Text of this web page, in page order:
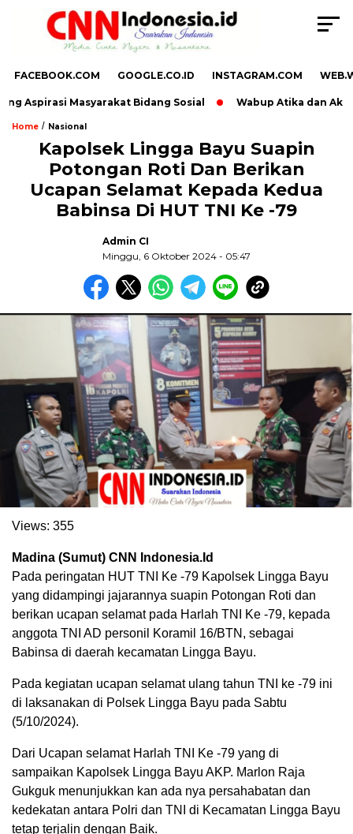
FACEBOOK.COM GOOGLE.CO.ID INSTAGRAM.COM
Aspirasi Masyarakat Bidang Sosial Wabup Atika dan
Home / Nasional
Kapolsek Lingga Bayu Suapin
Potongan Roti Dan Berikan
Ucapan Selamat Kepada Kedua
Babinsa Di HUT TNI Ke -79
Admin CI
Minggu, 6 Oktober 2024 - 05:47
Views: 355
Madina (Sumut) CNN Indonesia.Id
Pada peringatan HUT TNI Ke -79 Kapolsek Lingga Bayu
yang didampingi jajarannya suapin Potongan Roti dan
berikan ucapan selamat pada Harlah TNI Ke -79, kepada
anggota TNI AD personil Koramil 16/BTN, sebagai
Babinsa di daerah kecamatan Lingga Bayu.
Pada kegiatan ucapan selamat ulang tahun TNI ke -79 ini
di laksanakan di Polsek Lingga Bayu pada Sabtu
(5/10/2024).
Dari Ucapan selamat Harlah TNI Ke -79 yang di
sampaikan Kapolsek Lingga Bayu AKP. Marlon Raja
Gukguk menunjukkan kan ada nya persahabatan dan
kedekatan antara Polri dan TNI di Kecamatan Lingga Bayu
tetap terjalin dengan Baik.